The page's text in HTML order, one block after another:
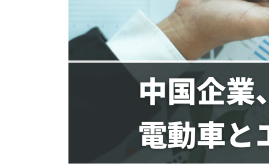
財務・会計
税制
補助金・助成金
ベトナムで働く・仕事